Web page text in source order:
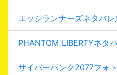
エッジランナーズネタバ
PHANTOM LIBERTYネタ
サイバーパンク2077フォ